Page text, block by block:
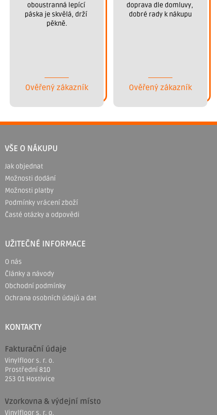
oboustranná lepící
páska je skvělá, drží
pěkně.
Ověřený zákazník
doprava dle domluvy,
dobré rady k nákupu
Ověřený zákazník
á
a
VŠE O NÁKUPU
Jak objednat
Možnosti dodání
Možnosti platby
Podmínky vrácení zboží
Časté otázky a odpovědi
UŽITEČNÉ INFORMACE
O nás
Články a návody
Obchodní podmínky
Ochrana osobních údajů a dat
KONTAKTY
Fakturační údaje
Vinylfloor s. r. o.
Prostřední 810
253 01 Hostivice
Vzorkovna & výdejní místo
Vinylfloor s. r. o.